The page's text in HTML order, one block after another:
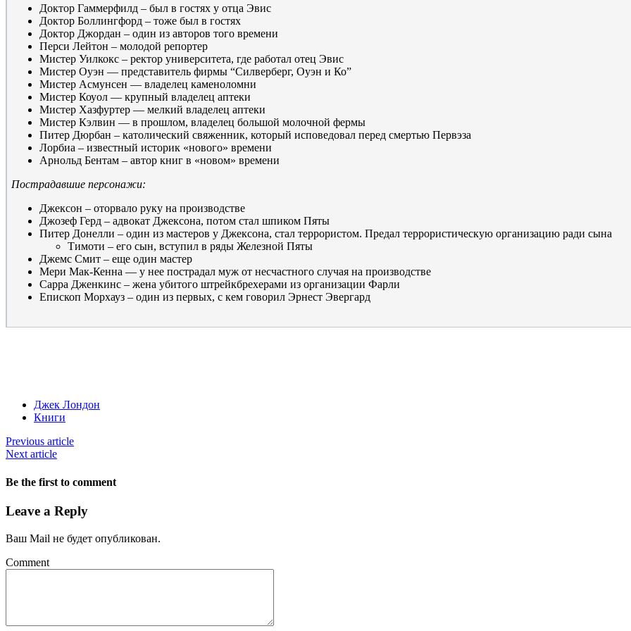
Доктор Гаммерфилд – был в гостях у отца Эвис
Доктор Боллингфорд – тоже был в гостях
Доктор Джордан – один из авторов того времени
Перси Лейтон – молодой репортер
Мистер Уилкокс – ректор университета, где работал отец Эвис
Мистер Оуэн — представитель фирмы “Силверберг, Оуэн и Ко”
Мистер Асмунсен — владелец каменоломни
Мистер Коуол — крупный владелец аптеки
Мистер Хазфуртер — мелкий владелец аптеки
Мистер Кэлвин — в прошлом, владелец большой молочной фермы
Питер Дюрбан – католический свяженник, который исповедовал перед смертью Первэза
Лорбиа – известный историк «нового» времени
Арнольд Бентам – автор книг в «новом» времени
Пострадавшие персонажи:
Джексон – оторвало руку на производстве
Джозеф Герд – адвокат Джексона, потом стал шпиком Пяты
Питер Донелли – один из мастеров у Джексона, стал террористом. Предал террористическую организацию ради сына
Тимоти – его сын, вступил в ряды Железной Пяты
Джемс Смит – еще один мастер
Мери Мак-Кенна — у нее пострадал муж от несчастного случая на производстве
Сарра Дженкинс – жена убитого штрейкбрехерами из организации Фарли
Епископ Морхауз – один из первых, с кем говорил Эрнест Эвергард
Джек Лондон
Книги
Previous article
Next article
Be the first to comment
Leave a Reply
Ваш Mail не будет опубликован.
Comment